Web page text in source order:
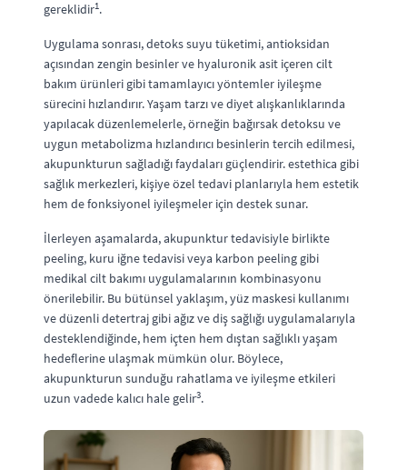
gereklidir1.
Uygulama sonrası, detoks suyu tüketimi, antioksidan
açısından zengin besinler ve hyaluronik asit içeren cilt
bakım ürünleri gibi tamamlayıcı yöntemler iyileşme
sürecini hızlandırır. Yaşam tarzı ve diyet alışkanlıklarında
yapılacak düzenlemelerle, örneğin bağırsak detoksu ve
uygun metabolizma hızlandırıcı besinlerin tercih edilmesi,
akupunkturun sağladığı faydaları güçlendirir. estethica gibi
sağlık merkezleri, kişiye özel tedavi planlarıyla hem estetik
hem de fonksiyonel iyileşmeler için destek sunar.
İlerleyen aşamalarda, akupunktur tedavisiyle birlikte
peeling, kuru iğne tedavisi veya karbon peeling gibi
medikal cilt bakımı uygulamalarının kombinasyonu
önerilebilir. Bu bütünsel yaklaşım, yüz maskesi kullanımı
ve düzenli detertraj gibi ağız ve diş sağlığı uygulamalarıyla
desteklendiğinde, hem içten hem dıştan sağlıklı yaşam
hedeflerine ulaşmak mümkün olur. Böylece,
akupunkturun sunduğu rahatlama ve iyileşme etkileri
uzun vadede kalıcı hale gelir3.